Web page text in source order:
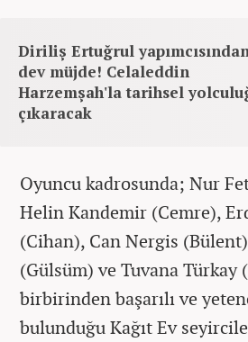
Diriliş Ertuğrul yapımcısından
dev müjde! Celaleddin
Harzemşah'la tarihsel
çıkaracak
Oyuncu kadrosunda; Nur
Helin Kandemir (Cemre),
(Cihan), Can Nergis
(Gülsüm) ve Tuvana Türkay
birbirinden başarılı ve
bulunduğu Kağıt Ev